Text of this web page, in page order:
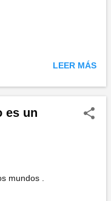
LEER MÁS
es un
mundos .